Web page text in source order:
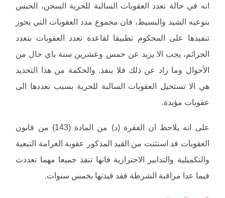
انه في حالة تعدد العقوبات السالبة للحرية السجن، الحبس
بنوعيه الشيد والبسيط، فان مجموع مدد العقوبات التي يجوز
تنفيذها على المحكوم تطبيقا لقاعدة تعدد العقوبات بتعدد
الجرائم، يجب الا يزيد عن خمس وعشرين سنة باي حال من
الأحوال وما زاد عن ذلك فلا ينفذ. والحكمة من هذا التحديد
هي الا تستحيل العقوبات السالبة للحرية بسبب تعددها الى
عقوبات مؤبدة.
على انه يلاحظ ان الفقرة (د) من المادة (143) من قانون
العقوبات قد استثنت من القيد المذكور عقوبة الغرامة التبعية
والتكميلية والتدابير الاحترازية فانها تنفذ جميعا مهما تعددت
فيما عدا مراقبة الشرطة فقد قيدتها بخمس سنوات.